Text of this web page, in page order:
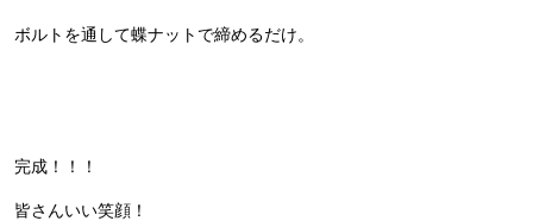
ボルトを通して蝶ナットで締めるだけ。
完成！！！
皆さんいい笑顔！